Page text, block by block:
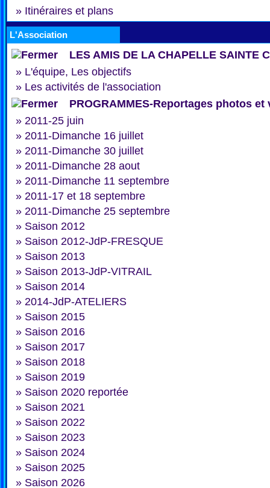
» Itinéraires et plans
L'Association
LES AMIS DE LA CHAPELLE SAINTE
» L'équipe, Les objectifs
» Les activités de l'association
PROGRAMMES-Reportages photos et
» 2011-25 juin
» 2011-Dimanche 16 juillet
» 2011-Dimanche 30 juillet
» 2011-Dimanche 28 aout
» 2011-Dimanche 11 septembre
» 2011-17 et 18 septembre
» 2011-Dimanche 25 septembre
» Saison 2012
» Saison 2012-JdP-FRESQUE
» Saison 2013
» Saison 2013-JdP-VITRAIL
» Saison 2014
» 2014-JdP-ATELIERS
» Saison 2015
» Saison 2016
» Saison 2017
» Saison 2018
» Saison 2019
» Saison 2020 reportée
» Saison 2021
» Saison 2022
» Saison 2023
» Saison 2024
» Saison 2025
» Saison 2026